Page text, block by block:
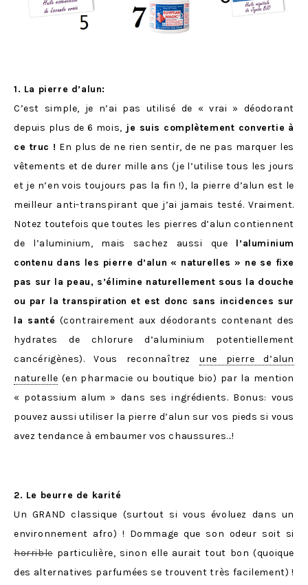
1. La pierre d’alun:
C’est simple, je n’ai pas utilisé de « vrai » déodorant
depuis plus de 6 mois, je suis complètement convertie à
ce truc ! En plus de ne rien sentir, de ne pas marquer les
vêtements et de durer mille ans (je l’utilise tous les jours
et je n’en vois toujours pas la fin !), la pierre d’alun est le
meilleur anti-transpirant que j’ai jamais testé. Vraiment.
Notez toutefois que toutes les pierres d’alun contiennent
de l’aluminium, mais sachez aussi que l’aluminium
contenu dans les pierre d’alun « naturelles » ne se fixe
pas sur la peau, s’élimine naturellement sous la douche
ou par la transpiration et est donc sans incidences sur
la santé (contrairement aux déodorants contenant des
hydrates de chlorure d’aluminium potentiellement
cancérigènes). Vous reconnaîtrez une pierre d’alun
naturelle (en pharmacie ou boutique bio) par la mention
« potassium alum » dans ses ingrédients. Bonus: vous
pouvez aussi utiliser la pierre d’alun sur vos pieds si vous
avez tendance à embaumer vos chaussures…!
2. Le beurre de karité
Un GRAND classique (surtout si vous évoluez dans un
environnement afro) ! Dommage que son odeur soit si
horribleparticulière, sinon elle aurait tout bon (quoique
des alternatives parfumées se trouvent très facilement) !